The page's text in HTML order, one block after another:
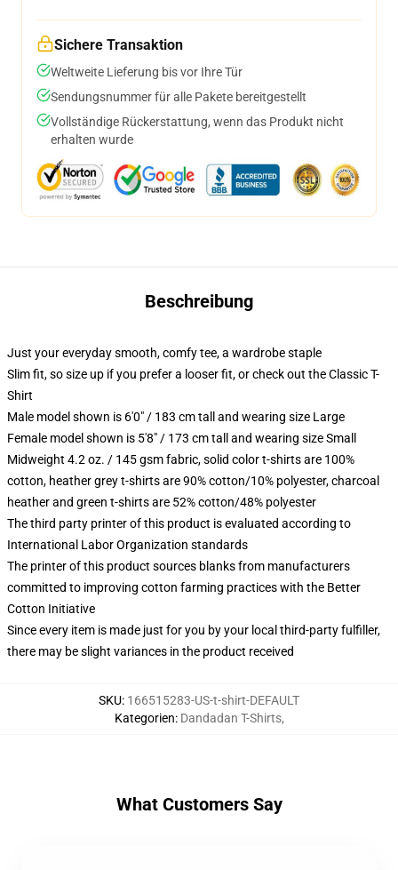
Sichere Transaktion
Weltweite Lieferung bis vor Ihre Tür
Sendungsnummer für alle Pakete bereitgestellt
Vollständige Rückerstattung, wenn das Produkt nicht
erhalten wurde
Beschreibung
Just your everyday smooth, comfy tee, a wardrobe staple
Slim fit, so size up if you prefer a looser fit, or check out the Classic T-
Shirt
Male model shown is 6'0" / 183 cm tall and wearing size Large
Female model shown is 5'8" / 173 cm tall and wearing size Small
Midweight 4.2 oz. / 145 gsm fabric, solid color t-shirts are 100%
cotton, heather grey t-shirts are 90% cotton/10% polyester, charcoal
heather and green t-shirts are 52% cotton/48% polyester
The third party printer of this product is evaluated according to
International Labor Organization standards
The printer of this product sources blanks from manufacturers
committed to improving cotton farming practices with the Better
Cotton Initiative
Since every item is made just for you by your local third-party fulfiller,
there may be slight variances in the product received
SKU: 166515283-US-t-shirt-DEFAULT
Kategorien: Dandadan T-Shirts,
What Customers Say